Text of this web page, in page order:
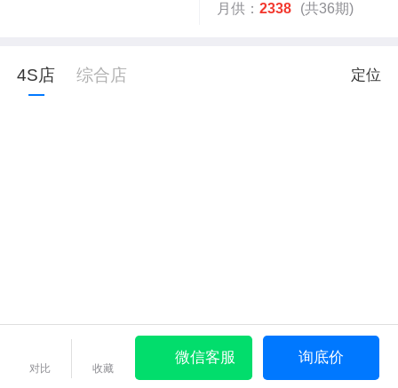
月供： 2338 (共36期)
4S店 综合店 定位
对比 收藏
微信客服 询底价